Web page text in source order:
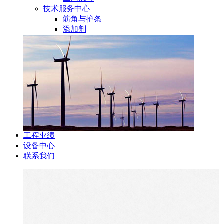
技术服务中心
筋角与护条
添加剂
工程业绩
设备中心
联系我们